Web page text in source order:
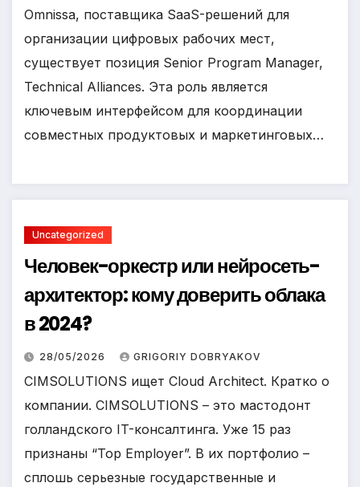
Omnissa, поставщика SaaS-решений для
организации цифровых рабочих мест,
существует позиция Senior Program Manager,
Technical Alliances. Эта роль является
ключевым интерфейсом для координации
совместных продуктовых и маркетинговых…
Uncategorized
Человек-оркестр или нейросеть-
архитектор: кому доверить облака
в 2024?
28/05/2026 GRIGORIY DOBRYAKOV
CIMSOLUTIONS ищет Cloud Architect. Кратко о
компании. CIMSOLUTIONS – это мастодонт
голландского IT-консалтинга. Уже 15 раз
признаны “Top Employer”. В их портфолио –
сплошь серьезные государственные и